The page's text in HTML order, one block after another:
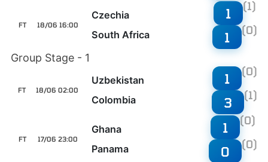
18/06 16:00
FT
Czechia
South Africa
1 (1)
1 (0)
Group Stage - 1
18/06 02:00
FT
Uzbekistan
Colombia
1 (0)
3 (1)
17/06 23:00
FT
Ghana
Panama
1 (0)
0 (0)